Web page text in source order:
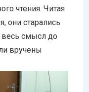
чтения. Читая
они старались
весь смысл до
вручены